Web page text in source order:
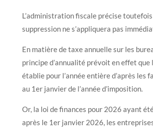
L’administration fiscale précise
suppression ne s’appliquera pas
En matière de taxe annuelle sur les
principe d’annualité prévoit en effet que
établie pour l’année entière d’après les
au 1er janvier de l’année d’imposition.
Or, la loi de finances pour 2026 ayant
après le 1er janvier 2026, les